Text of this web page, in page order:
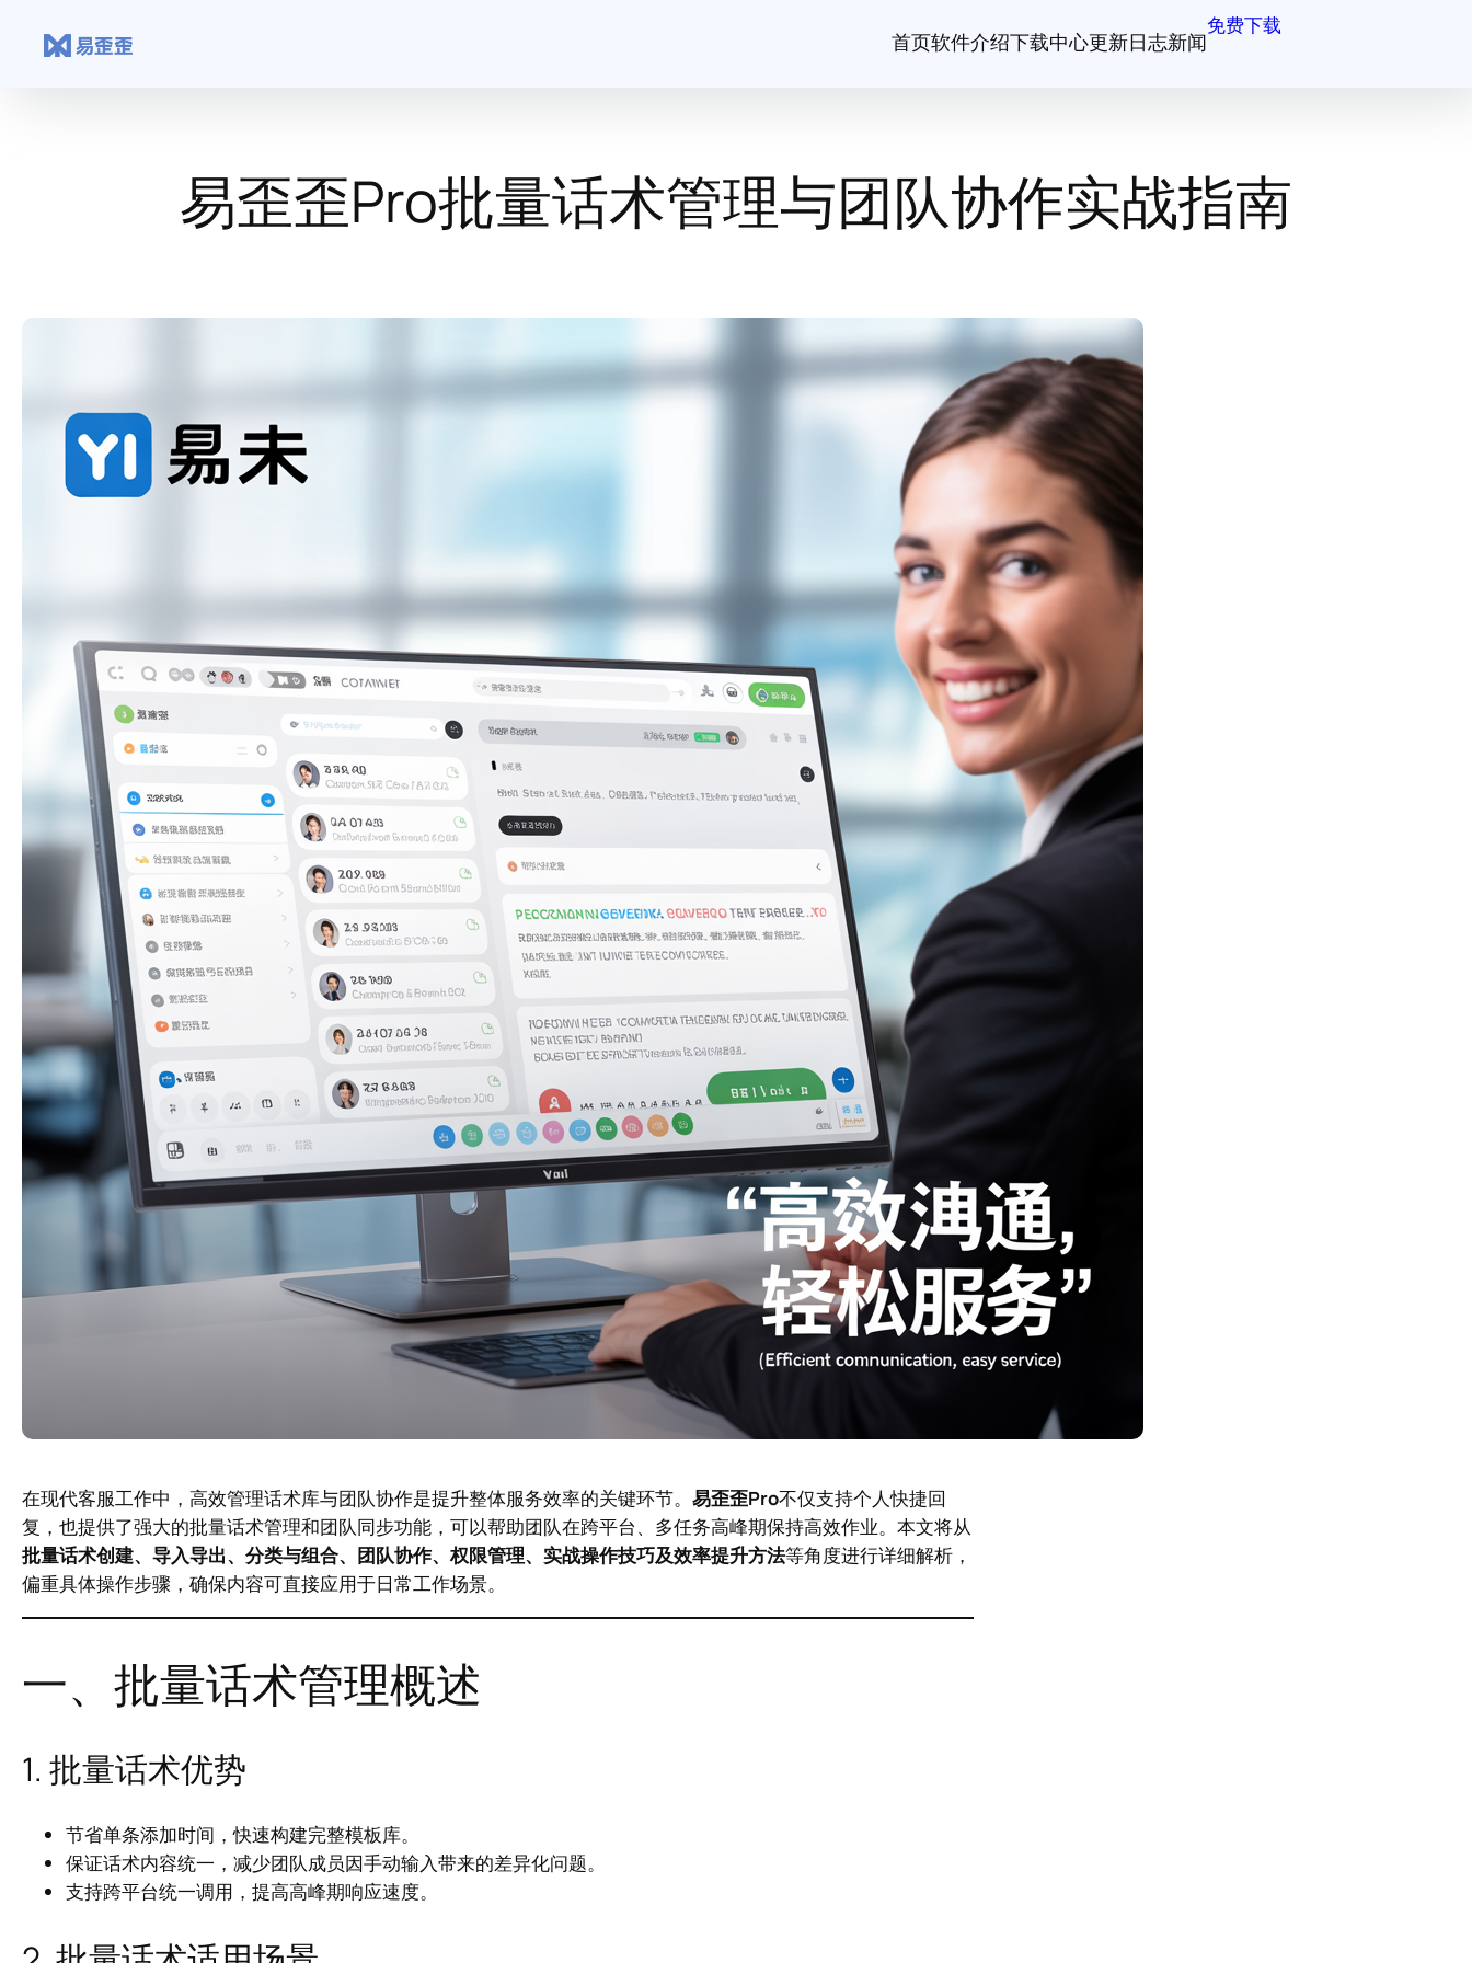
首页软件介绍下载中心更新日志新闻
免费下载
易歪歪Pro批量话术管理与团队协作实战指南
在现代客服工作中，高效管理话术库与团队协作是提升整体服务效率的关键环节。 易歪歪Pro不仅支持个人快捷回
复，也提供了强大的批量话术管理和团队同步功能，可以帮助团队在跨平台、多任务高峰期保持高效作业。本文将从
批量话术创建、导入导出、分类与组合、团队协作、权限管理、实战操作技巧及效率提升方法等角度进行详细解析，
偏重具体操作步骤，确保内容可直接应用于日常工作场景。
一、批量话术管理概述
1. 批量话术优势
节省单条添加时间，快速构建完整模板库。
保证话术内容统一，减少团队成员因手动输入带来的差异化问题。
支持跨平台统一调用，提高高峰期响应速度。